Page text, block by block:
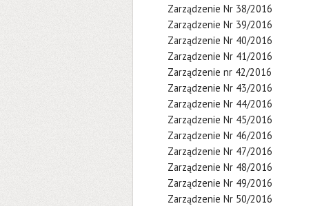
Zarządzenie Nr 38/2016
Zarządzenie Nr 39/2016
Zarządzenie Nr 40/2016
Zarządzenie Nr 41/2016
Zarządzenie nr 42/2016
Zarządzenie Nr 43/2016
Zarządzenie Nr 44/2016
Zarządzenie Nr 45/2016
Zarządzenie Nr 46/2016
Zarządzenie Nr 47/2016
Zarządzenie Nr 48/2016
Zarządzenie Nr 49/2016
Zarządzenie Nr 50/2016